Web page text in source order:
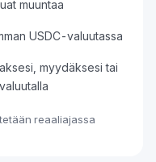
muuntaa
USDC-valuutassa
myydäksesi tai
reaaliajassa